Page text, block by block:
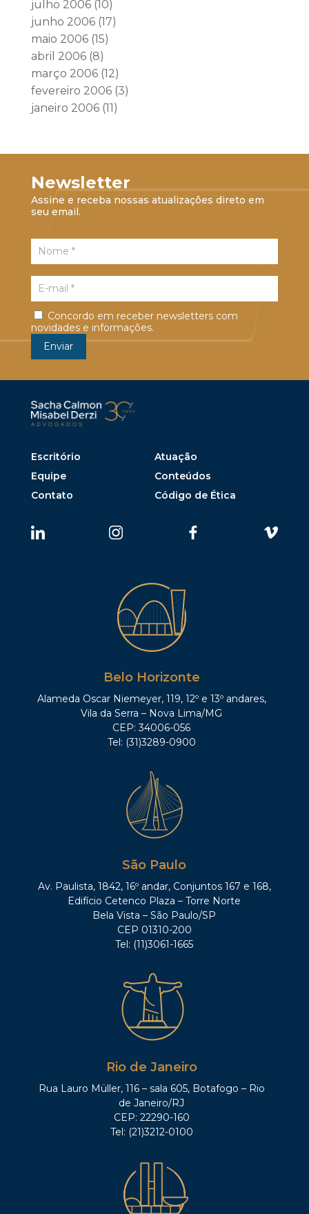
julho 2006(10)
junho 2006(17)
maio 2006(15)
abril 2006(8)
março 2006(12)
fevereiro 2006(3)
janeiro 2006(11)
Newsletter
Assine e receba nossas atualizações direto em
seu email.
Concordo em receber newsletters com
novidades e informações.
Escritório
Atuação
Equipe
Conteúdos
Contato
Código de Ética
Belo Horizonte
Alameda Oscar Niemeyer, 119, 12º e 13º andares,
Vila da Serra – Nova Lima/MG
CEP: 34006-056
Tel: (31)3289-0900
São Paulo
Av. Paulista, 1842, 16º andar, Conjuntos 167 e 168,
Edifício Cetenco Plaza – Torre Norte
Bela Vista – São Paulo/SP
CEP 01310-200
Tel: (11)3061-1665
Rio de Janeiro
Rua Lauro Müller, 116 – sala 605, Botafogo – Rio
de Janeiro/RJ
CEP: 22290-160
Tel: (21)3212-0100